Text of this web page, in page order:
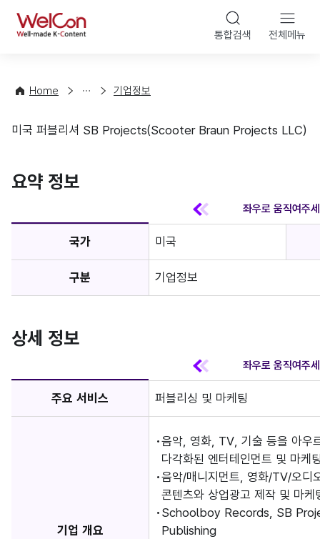
WelCon 통합검색 전체메뉴
Home
컨
팅
해
기
정
기업정보
기업정보
미국 퍼블리셔 SB Projects(Scooter Braun Projects LLC)
요약 정보
국가 미국
구분 기업정보
상세 정보
주요 서비스 퍼블리싱 및 마케팅
기업 개요
음악, 영화, TV, 기술 등을 아우
다각화된 엔터테인먼트 및 마
음악/매니지먼트, 영화/TV/오디
콘텐츠와 상업광고 제작 및 마
Schoolboy Records, SB
Publishing